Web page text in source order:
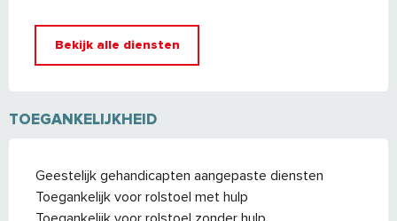
Bekijk alle diensten
TOEGANKELIJKHEID
Geestelijk gehandicapten aangepaste diensten
Toegankelijk voor rolstoel met hulp